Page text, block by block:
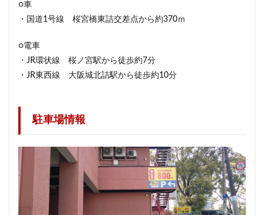
○車
・国道1号線 桜宮橋東詰交差点から約370ｍ
○電車
・JR環状線 桜ノ宮駅から徒歩約7分
・JR東西線 大阪城北詰駅から徒歩約10分
駐車場情報